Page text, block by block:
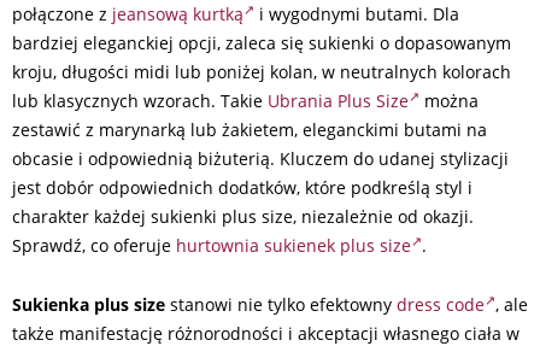
połączone z jeansową kurtką
i wygodnymi butami. Dla
bardziej eleganckiej opcji, zaleca się sukienki o dopasowanym
kroju, długości midi lub poniżej kolan, w neutralnych kolorach
lub klasycznych wzorach. Takie Ubrania Plus Size
można
zestawić z marynarką lub żakietem, eleganckimi butami na
obcasie i odpowiednią biżuterią. Kluczem do udanej stylizacji
jest dobór odpowiednich dodatków, które podkreślą styl i
charakter każdej sukienki plus size, niezależnie od okazji.
Sprawdź, co oferuje hurtownia sukienek plus size .
Sukienka plus size stanowi nie tylko efektowny dress code , ale
także manifestację różnorodności i akceptacji własnego ciała w